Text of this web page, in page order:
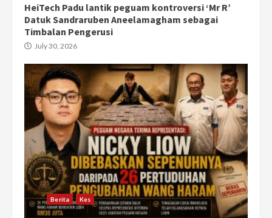
HeiTech Padu lantik peguam kontroversi ‘Mr R’
Datuk Sandraruben Aneelamagham sebagai
Timbalan Pengerusi
July 30, 2026
Berita Kes